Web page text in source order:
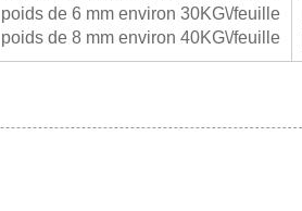
poids de 6 mm environ 30KG\/feuille
poids de 8 mm environ 40KG\/feuille